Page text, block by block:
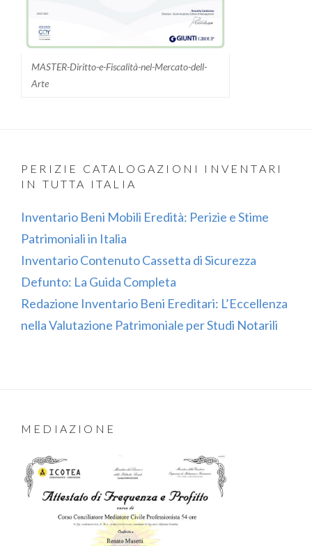
MASTER-Diritto-e-Fiscalità-nel-Mercato-dell-
Arte
PERIZIE CATALOGAZIONI INVENTARI
IN TUTTA ITALIA
Inventario Beni Mobili Eredità: Perizie e Stime
Patrimoniali in Italia
Inventario Contenuto Cassetta di Sicurezza
Defunto: La Guida Completa
Redazione Inventario Beni Ereditari: L’Eccellenza
nella Valutazione Patrimoniale per Studi Notarili
MEDIAZIONE